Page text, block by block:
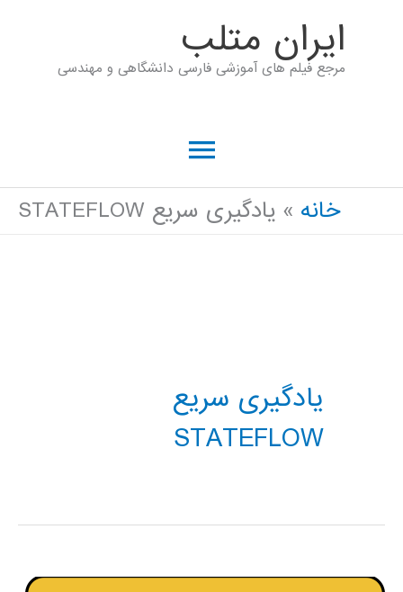
ايران متلب
مرجع فیلم های آموزشی فارسی دانشگاهی و مهندسی
فهرست
اصلی
خانه یادگیری سریع STATEFLOW
یادگیری سریع
STATEFLOW